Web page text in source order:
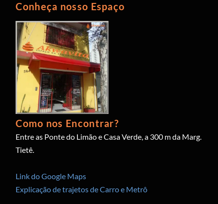
Conheça nosso Espaço
Como nos Encontrar?
Entre as Ponte do Limão e Casa Verde, a 300 m da Marg.
Tietê.
Link do Google Maps
Explicação de trajetos de Carro e Metrô